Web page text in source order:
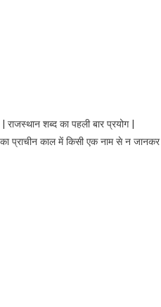
शब्द का पहली बार प्रयोग |
प्राचीन काल में किसी एक नाम से न जानकर